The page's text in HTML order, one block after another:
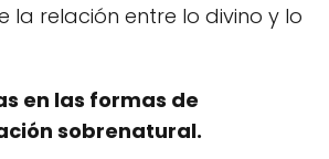
la relación entre lo divino y lo
en las formas de
sobrenatural.